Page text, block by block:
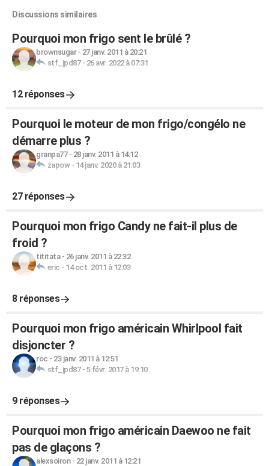
Discussions similaires
Pourquoi mon frigo sent le brûlé ?
brownsugar- 27 janv. 2011 à 20:21
stf_jpd87- 26 avr. 2022 à 07:31
12 réponses
Pourquoi le moteur de mon frigo/congélo ne
démarre plus ?
granpa77- 28 janv. 2011 à 14:12
zapow- 14 janv. 2020 à 21:03
27 réponses
Pourquoi mon frigo Candy ne fait-il plus de
froid ?
tititata- 26 janv. 2011 à 22:32
eric - 14 oct. 2011 à 12:03
8 réponses
Pourquoi mon frigo américain Whirlpool fait
disjoncter ?
roc - 23 janv. 2011 à 12:51
stf_jpd87- 5 févr. 2017 à 19:10
9 réponses
Pourquoi mon frigo américain Daewoo ne fait
pas de glaçons ?
alexsoiron- 22 janv. 2011 à 12:21